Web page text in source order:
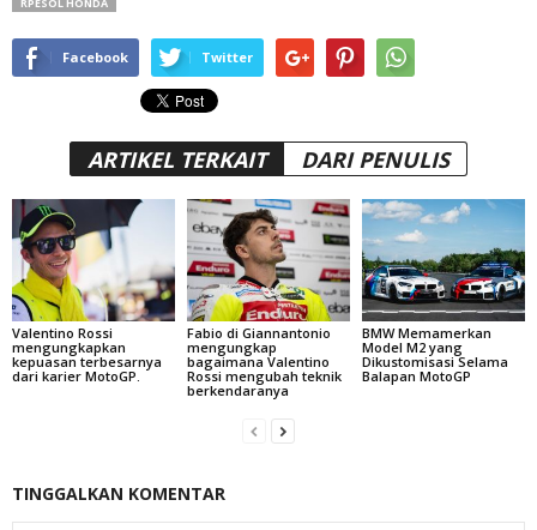
Facebook Twitter
ARTIKEL TERKAIT DARI PENULIS
Valentino Rossi
mengungkapkan
kepuasan terbesarnya
dari karier MotoGP.
Fabio di Giannantonio
mengungkap
bagaimana Valentino
Rossi mengubah teknik
berkendaranya
BMW Memamerkan
Model M2 yang
Dikustomisasi Selama
Balapan MotoGP
TINGGALKAN KOMENTAR